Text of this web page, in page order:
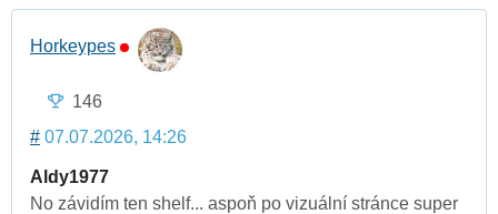
Horkeypes
146
# 07.07.2026, 14:26
Aldy1977
No závidím ten shelf... aspoň po vizuální stránce super